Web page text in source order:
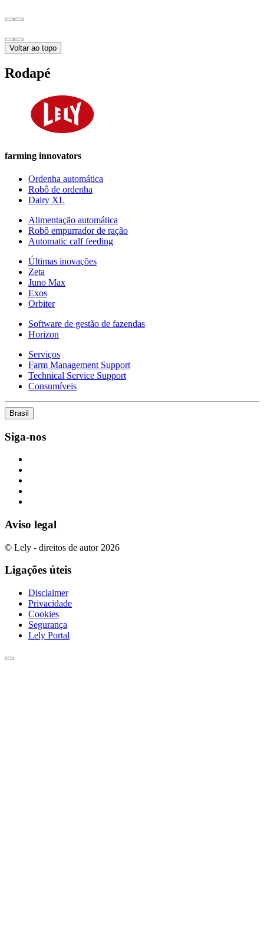
Voltar ao topo
Rodapé
farming innovators
Ordenha automática
Robô de ordenha
Dairy XL
Alimentação automática
Robô empurrador de ração
Automatic calf feeding
Últimas inovações
Zeta
Juno Max
Exos
Orbiter
Software de gestão de fazendas
Horizon
Serviços
Farm Management Support
Technical Service Support
Consumíveis
Brasil
Siga-nos
Aviso legal
© Lely - direitos de autor 2026
Ligações úteis
Disclaimer
Privacidade
Cookies
Segurança
Lely Portal